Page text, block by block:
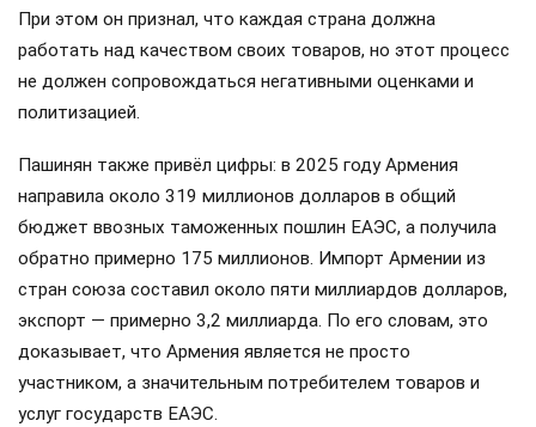
При этом он признал, что каждая страна должна
работать над качеством своих товаров, но этот процесс
не должен сопровождаться негативными оценками и
политизацией.
Пашинян также привёл цифры: в 2025 году Армения
направила около 319 миллионов долларов в общий
бюджет ввозных таможенных пошлин ЕАЭС, а получила
обратно примерно 175 миллионов. Импорт Армении из
стран союза составил около пяти миллиардов долларов,
экспорт — примерно 3,2 миллиарда. По его словам, это
доказывает, что Армения является не просто
участником, а значительным потребителем товаров и
услуг государств ЕАЭС.